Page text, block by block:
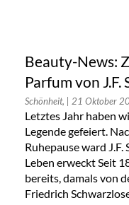
Beauty-News:
Parfum von
Schönheit, | 21 Oktober
Letztes Jahr haben
Legende gefeiert.
Ruhepause ward
Leben erweckt Seit
bereits, damals von
Friedrich